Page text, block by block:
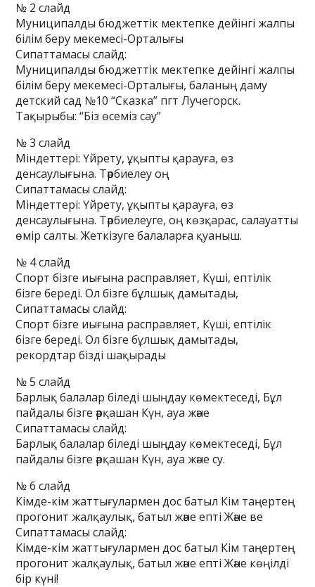
№ 2 слайд
Муниципалды бюджеттік мектепке дейінгі жалпы
білім беру мекемесі-Орталығы
Сипаттамасы слайд:
Муниципалды бюджеттік мектепке дейінгі жалпы
білім беру мекемесі-Орталығы, баланың даму
детский сад №10 “Сказка” пгт Лучегорск.
Тақырыбы: “Біз өсеміз сау”
№ 3 слайд
Міндеттері: Үйрету, ұқыпты қарауға, өз
денсаулығына. Тәрбиелеу оң
Сипаттамасы слайд:
Міндеттері: Үйрету, ұқыпты қарауға, өз
денсаулығына. Тәрбиелеуге, оң көзқарас, салауатты
өмір салты. Жеткізуге балаларға қуаныш.
№ 4 слайд
Спорт бізге иығына расправляет, Күші, ептілік
бізге береді. Ол бізге бұлшық дамытады,
Сипаттамасы слайд:
Спорт бізге иығына расправляет, Күші, ептілік
бізге береді. Ол бізге бұлшық дамытады,
рекордтар бізді шақырады
№ 5 слайд
Барлық балалар біледі шыңдау көмектеседі, Бұл
пайдалы бізге әрқашан Күн, ауа және
Сипаттамасы слайд:
Барлық балалар біледі шыңдау көмектеседі, Бұл
пайдалы бізге әрқашан Күн, ауа және су.
№ 6 слайд
Кімде-кім жаттығулармен дос батыл Кім таңертең
прогонит жалқаулық, батыл және епті Және ве
Сипаттамасы слайд:
Кімде-кім жаттығулармен дос батыл Кім таңертең
прогонит жалқаулық, батыл және епті Және көңілді
бір күні!